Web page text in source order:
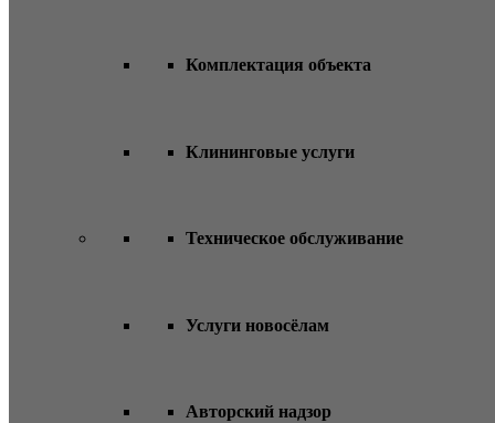
Комплектация объекта
Клининговые услуги
Техническое обслуживание
Услуги новосёлам
Авторский надзор